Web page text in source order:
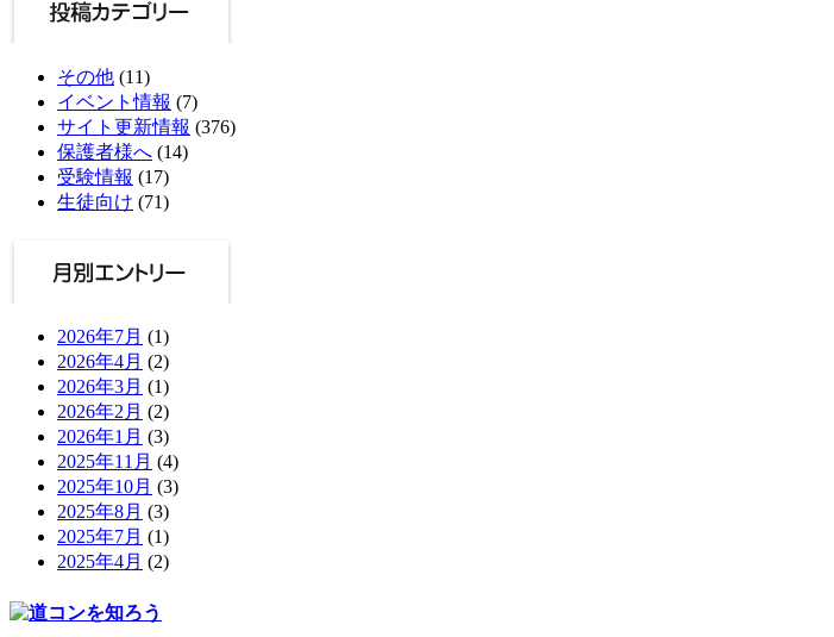
その他 (11)
イベント情報 (7)
サイト更新情報 (376)
保護者様へ (14)
受験情報 (17)
生徒向け (71)
2026年7月 (1)
2026年4月 (2)
2026年3月 (1)
2026年2月 (2)
2026年1月 (3)
2025年11月 (4)
2025年10月 (3)
2025年8月 (3)
2025年7月 (1)
2025年4月 (2)